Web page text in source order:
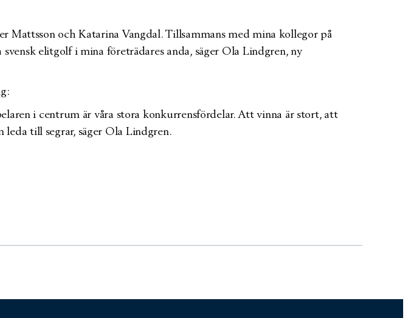
Mattsson och Katarina Vangdal. Tillsammans med mina kollegor på
elitgolf i mina företrädares anda, säger Ola Lindgren, ny
i centrum är våra stora konkurrensfördelar. Att vinna är stort, att
till segrar, säger Ola Lindgren.